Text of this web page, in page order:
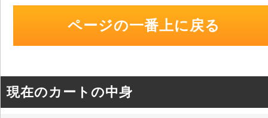
ページの一番上に戻る
現在のカートの中身